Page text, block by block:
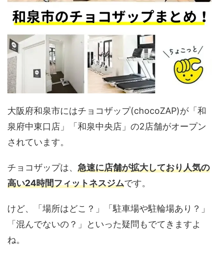
大阪府和泉市にはチョコザップ(chocoZAP)が「和
泉府中東口店」「和泉中央店」の2店舗がオープン
されています。
チョコザップは、 急速に店舗が拡大しており人気の
高い24時間フィットネスジムです。
けど、「場所はどこ？」「駐車場や駐輪場あり？」
「混んでないの？」といった疑問もでてきますよ
ね。